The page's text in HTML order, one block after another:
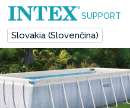
SUPPORT
Slovakia (Slovenčina)